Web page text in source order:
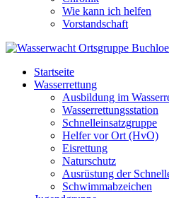
Wie kann ich helfen
Vorstandschaft
Startseite
Wasserrettung
Ausbildung im
Wasserrettungsstation
Schnelleinsatzgruppe
Helfer vor Ort (HvO)
Eisrettung
Naturschutz
Ausrüstung der
Schwimmabzeichen